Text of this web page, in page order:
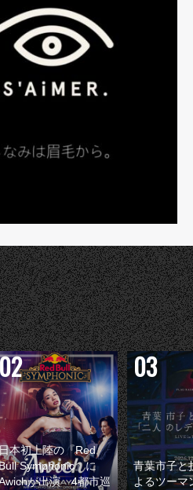
本初上陸の『Red
Symphonic』に
が出演 4都市巡
青葉市子と
よるツーマ